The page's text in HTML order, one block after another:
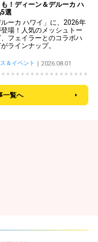
！ディーン＆デルーカ ハ
選
ルーカ ハワイ」に、2026年
場！人気のメッシュトー
、フェイラーとのコラボハ
ラインナップ。
＆イベント 2026.08.01
一覧へ